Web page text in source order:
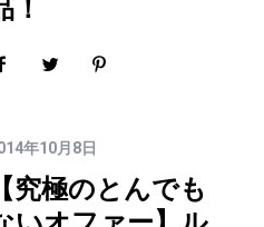
年10月8日
【究極のとんでも